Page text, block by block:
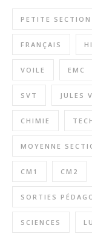
PETITE SECTION
FRANÇAIS
VOILE EMC
SVT JULES
CHIMIE
MOYENNE
CM1 CM2
SORTIES
SCIENCES